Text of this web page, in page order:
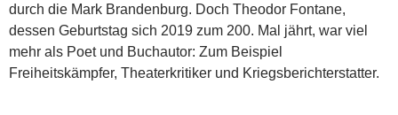
durch die Mark Brandenburg. Doch Theodor Fontane,
dessen Geburtstag sich 2019 zum 200. Mal jährt, war viel
mehr als Poet und Buchautor: Zum Beispiel
Freiheitskämpfer, Theaterkritiker und Kriegsberichterstatter.